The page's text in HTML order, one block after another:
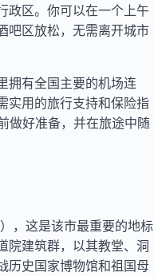
政区。你可以在一个上午
吧区放松，无需离开城市
拥有全国主要的机场连
实用的旅行支持和保险指
做好准备，并在旅途中随
，这是该市最重要的地标
院建筑群，以其教堂、洞
历史国家博物馆和祖国母